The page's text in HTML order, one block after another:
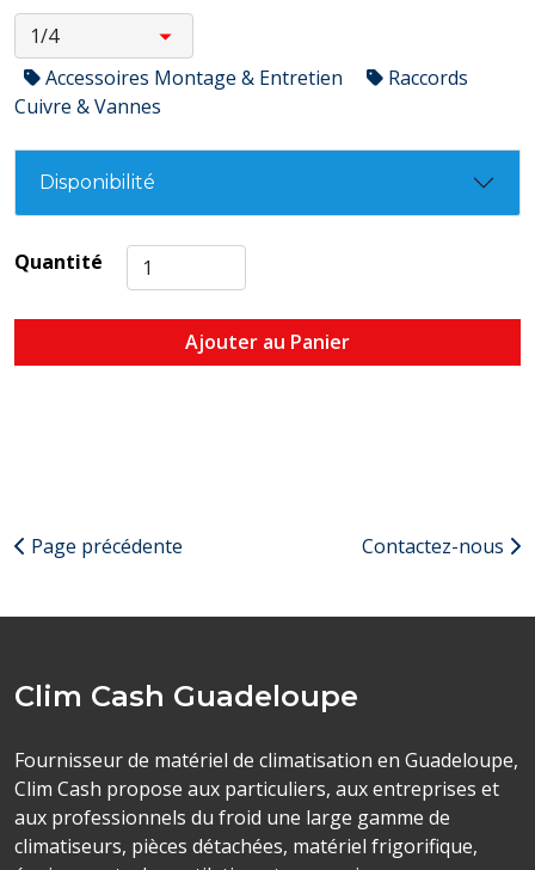
Accessoires Montage & Entretien
Raccords
Cuivre & Vannes
Disponibilité
Quantité
Ajouter au Panier
Page précédente Contactez-nous
Clim Cash Guadeloupe
Fournisseur de matériel de climatisation en Guadeloupe,
Clim Cash propose aux particuliers, aux entreprises et
aux professionnels du froid une large gamme de
climatiseurs, pièces détachées, matériel frigorifique,